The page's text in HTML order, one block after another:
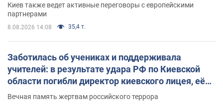
Киев также ведет активные переговоры с европейскими
партнерами
8.08.2026 14:08 35,4 т.
Заботилась об учениках и поддерживала
учителей: в результате удара РФ по Киевской
области погибли директор киевского лицея, её
муж и внук
Вечная память жертвам российского террора